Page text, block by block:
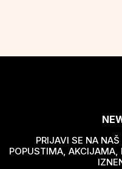
PRIJAVI SE NA
POPUSTIMA, AKCIJAMA,